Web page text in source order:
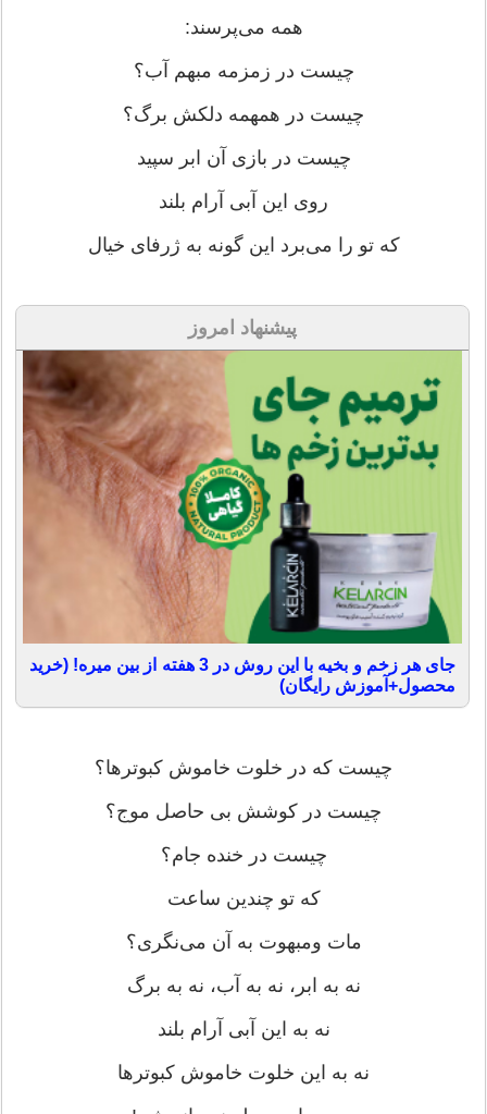
همه می‌پرسند:
چیست در زمزمه مبهم آب؟
چیست در همهمه دلکش برگ؟
چیست در بازی آن ابر سپید
روی این آبی آرام بلند
که تو را می‌برد این گونه به ژرفای خیال
پیشنهاد امروز
جای هر زخم و بخیه با این روش در 3 هفته از بین میره! (خرید
محصول+آموزش رایگان)
چیست که در خلوت خاموش کبوترها؟
چیست در کوشش بی حاصل موج؟
چیست در خنده جام؟
که تو چندین ساعت
مات ومبهوت به آن می‌نگری؟
نه به ابر، نه به آب، نه به برگ
نه به این آبی آرام بلند
نه به این خلوت خاموش کبوترها